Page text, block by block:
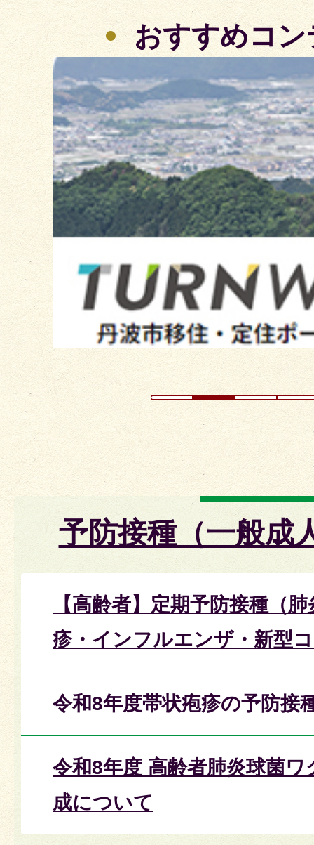
おすすめコン
3
枚
目
の
ス
予防接種（一般成
【高齢者】定期予防接種（
疹・インフルエンザ・新型
令和8年度帯状疱疹の予防接
令和8年度 高齢者肺炎球菌
成について